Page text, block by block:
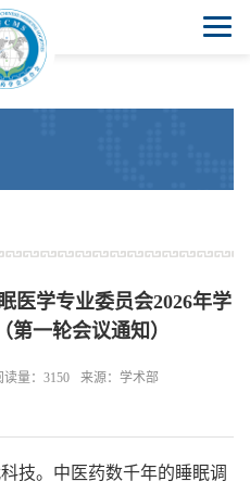
医学专业委员会2026年学
第一轮会议通知）
读量：3150
来源：学术部
。中医药数千年的睡眠调